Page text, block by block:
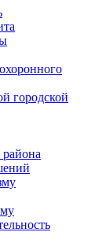
городской